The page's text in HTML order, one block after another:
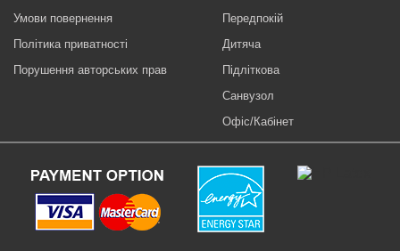
Умови повернення
Політика приватності
Порушення авторських прав
Передпокій
Дитяча
Підліткова
Санвузол
Офіс/Кабінет